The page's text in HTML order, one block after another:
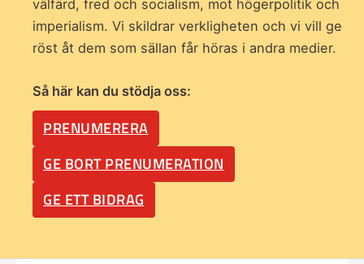
välfärd, fred och socialism, mot högerpolitik och
imperialism. Vi skildrar verkligheten och vi vill ge
röst åt dem som sällan får höras i andra medier.
Så här kan du stödja oss:
PRENUMERERA
GE BORT PRENUMERATION
GE ETT BIDRAG